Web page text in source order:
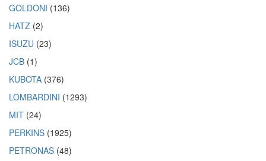
GOLDONI (136)
HATZ (2)
ISUZU (23)
JCB (1)
KUBOTA (376)
LOMBARDINI (1293)
MIT (24)
PERKINS (1925)
PETRONAS (48)